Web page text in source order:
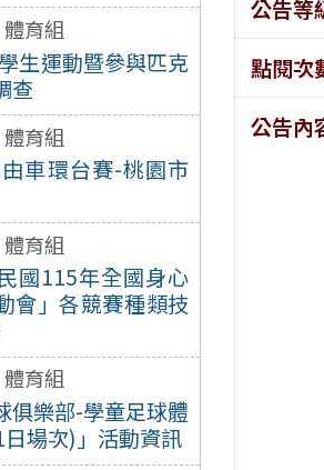
體育組
生運動暨參與匹克
查
體育組
車環台賽-桃園市
體育組
國115年全國身心
會」各競賽種類技
體育組
俱樂部-學童足球體
場次)」活動資訊
公告等
點閱次
公告內